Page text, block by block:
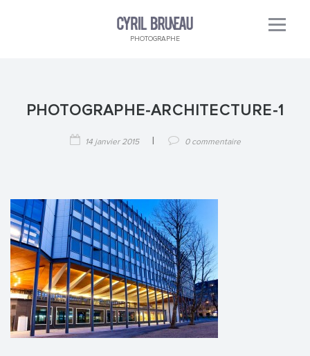
PHOTOGRAPHE
PHOTOGRAPHE-ARCHITECTURE-1
14 janvier 2015 0 commentaire